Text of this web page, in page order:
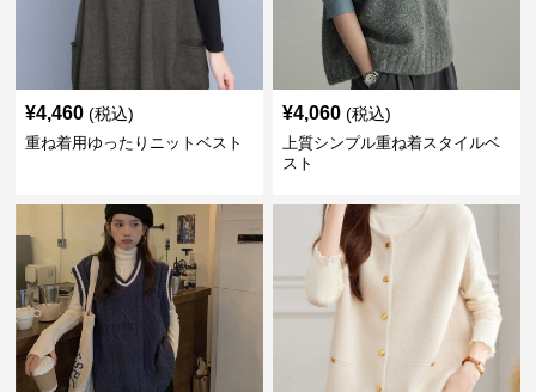
¥4,460 (税込)
重ね着用ゆったりニットベスト
¥4,060 (税込)
上質シンプル重ね着スタイルベ
スト